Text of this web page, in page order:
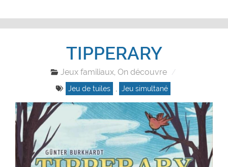
TIPPERARY
Jeux familiaux,On découvre
Jeu de tuiles , Jeu simultané